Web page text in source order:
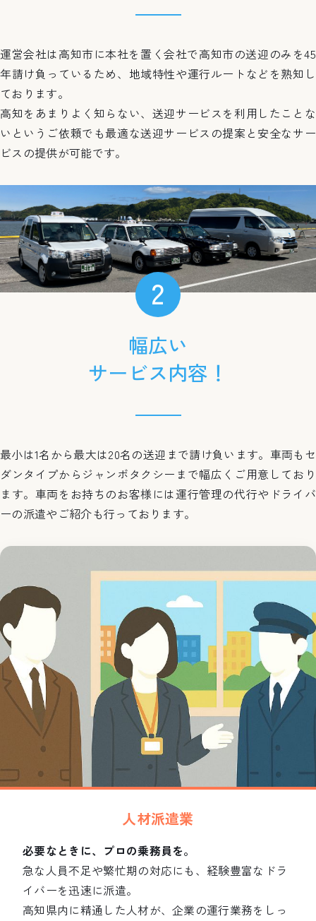
運営会社は高知市に本社を置く会社で高知市の送迎のみを45
年請け負っているため、地域特性や運行ルートなどを熟知し
ております。
高知をあまりよく知らない、送迎サービスを利用したことな
いというご依頼でも最適な送迎サービスの提案と安全なサー
ビスの提供が可能です。
2
幅広い
サービス内容！
最小は1名から最大は20名の送迎まで請け負います。車両もセ
ダンタイプからジャンボタクシーまで幅広くご用意しており
ます。車両をお持ちのお客様には運行管理の代行やドライバ
ーの派遣やご紹介も行っております。
人材派遣業
必要なときに、プロの乗務員を。
急な人員不足や繁忙期の対応にも、経験豊富なドラ
イバーを迅速に派遣。
高知県内に精通した人材が、企業の運行業務をしっ